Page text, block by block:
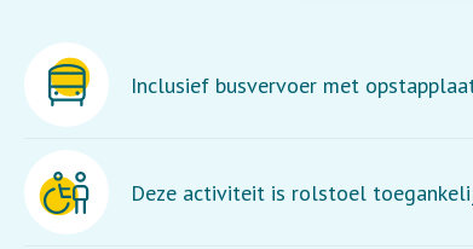
Inclusief busvervoer met
Deze activiteit is rolstoel